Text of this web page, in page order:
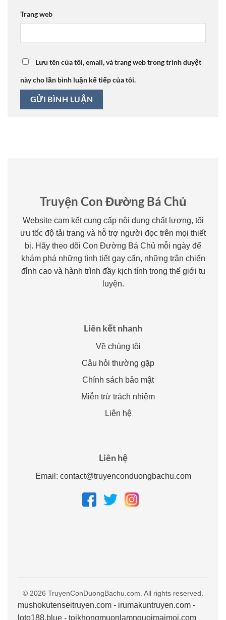
Trang web
Lưu tên của tôi, email, và trang web trong trình duyệt
này cho lần bình luận kế tiếp của tôi.
Truyện Con Đường Bá Chủ
Website cam kết cung cấp nội dung chất lượng, tối
ưu tốc độ tải trang và hỗ trợ người đọc trên mọi thiết
bị. Hãy theo dõi Con Đường Bá Chủ mỗi ngày để
khám phá những tình tiết gay cấn, những trận chiến
đỉnh cao và hành trình đầy kịch tính trong thế giới tu
luyện.
Liên kết nhanh
Về chúng tôi
Câu hỏi thường gặp
Chính sách bảo mật
Miễn trừ trách nhiệm
Liên hệ
Liên hệ
Email: contact@truyenconduongbachu.com
© 2026 TruyenConDuongBachu.com. All rights reserved.
mushokutenseitruyen.com - irumakuntruyen.com -
loto188.blue - toikhongmuonlamnguoimaimoi.com